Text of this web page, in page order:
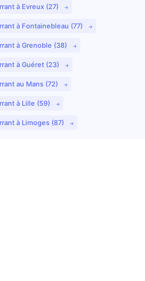
à Evreux (27)
à Fontainebleau (77)
à Grenoble (38)
à Guéret (23)
au Mans (72)
à Lille (59)
à Limoges (87)